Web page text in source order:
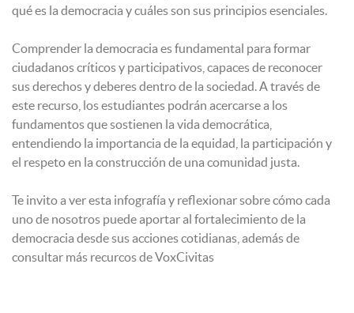
qué es la democracia y cuáles son sus principios esenciales.
Comprender la democracia es fundamental para formar
ciudadanos críticos y participativos, capaces de reconocer
sus derechos y deberes dentro de la sociedad. A través de
este recurso, los estudiantes podrán acercarse a los
fundamentos que sostienen la vida democrática,
entendiendo la importancia de la equidad, la participación y
el respeto en la construcción de una comunidad justa.
Te invito a ver esta infografía y reflexionar sobre cómo cada
uno de nosotros puede aportar al fortalecimiento de la
democracia desde sus acciones cotidianas, además de
consultar más recurcos de VoxCivitas